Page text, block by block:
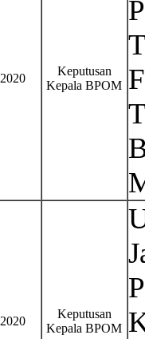
2020
Keputusan
Kepala BPOM
2020
Keputusan
Kepala BPOM